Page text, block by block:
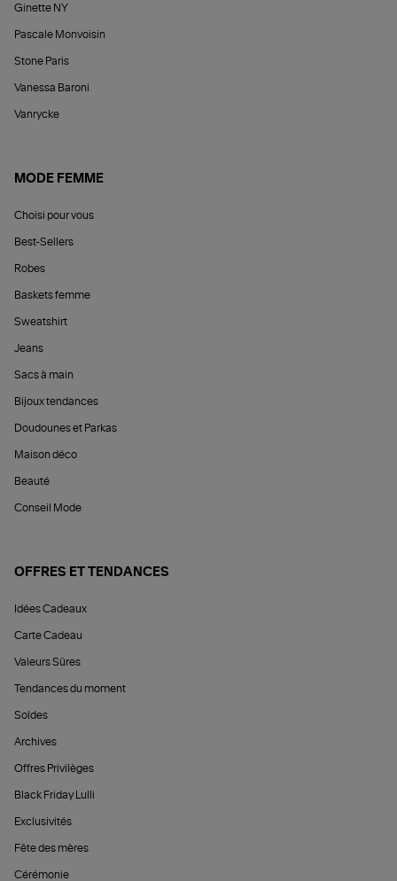
Ginette NY
Pascale Monvoisin
Stone Paris
Vanessa Baroni
Vanrycke
MODE FEMME
Choisi pour vous
Best-Sellers
Robes
Baskets femme
Sweatshirt
Jeans
Sacs à main
Bijoux tendances
Doudounes et Parkas
Maison déco
Beauté
Conseil Mode
OFFRES ET TENDANCES
Idées Cadeaux
Carte Cadeau
Valeurs Sûres
Tendances du moment
Soldes
Archives
Offres Privilèges
Black Friday Lulli
Exclusivités
Fête des mères
Cérémonie